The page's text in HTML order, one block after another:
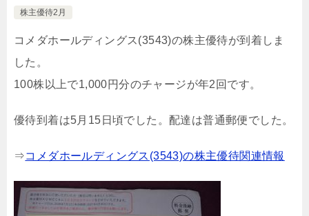
株主優待2月
コメダホールディングス(3543)の株主優待が到着しま
した。
100株以上で1,000円分のチャージが年2回です。
優待到着は5月15日頃でした。配達は普通郵便でした。
⇒コメダホールディングス(3543)の株主優待関連情報